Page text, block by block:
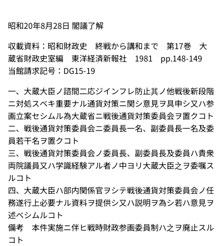
昭和20年8月28日 閣議了解
収載資料：昭和財政史 終戦から講和まで 第17巻 大
蔵省財政史室編 東洋経済新報社 1981 pp.148-149
当館請求記号：DG15-19
一、大蔵大臣ノ諮間二応ジインフレ防止其ノ他戦後新段階
ニ対処スベキ重要ナル通貨対策ニ関シ意見ヲ具申シ又ハ参
画立案セシムル為大蔵省ニ戦後通貨対策委員会ヲ置クコト
二、戦後通貨対策委員会ニ委員長一名、副委員長一名及委
員若干名ヲ置クコト
三、戦後通貨対策委員会ノ委員長、副委員長及委員ハ貴衆
両院議員又ハ学識経験アル者ノ中ヨリ大蔵大臣之ヲ委嘱ス
ルコト
四、大蔵大臣ハ部内関係官ヲシテ戦後通貨対策委員会ノ任
務遂行上必要ナル資料ヲ提供シ又ハ説明ヲ為シ若ハ意見ヲ
述ベシムルコト
備考 本件実施ニ伴ヒ戦時財政参画委員制ハ之ヲ廃止スル
コト